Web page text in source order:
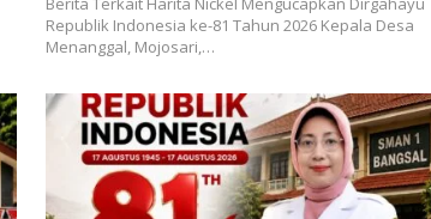
Republik Indonesia ke-81 Tahun 2026 Kepala Desa
Menanggal, Mojosari,…